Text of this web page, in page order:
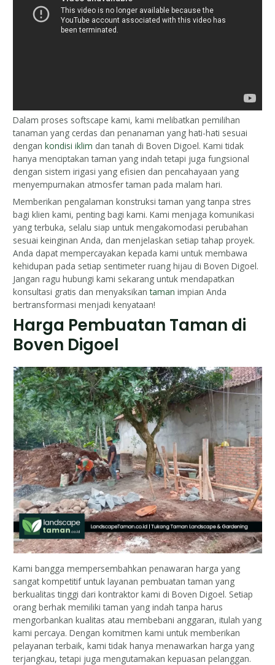
Dalam proses softscape kami, kami melibatkan pemilihan
tanaman yang cerdas dan penanaman yang hati-hati sesuai
dengankondisi iklim dan tanah di Boven Digoel. Kami tidak
hanya menciptakan taman yang indah tetapi juga fungsional
dengan sistem irigasi yang efisien dan pencahayaan yang
menyempurnakan atmosfer taman pada malam hari.
Memberikan pengalaman konstruksi taman yang tanpa stres
bagi klien kami, penting bagi kami. Kami menjaga komunikasi
yang terbuka, selalu siap untuk mengakomodasi perubahan
sesuai keinginan Anda, dan menjelaskan setiap tahap proyek.
Anda dapat mempercayakan kepada kami untuk membawa
kehidupan pada setiap sentimeter ruang hijau di Boven Digoel.
Jangan ragu hubungi kami sekarang untuk mendapatkan
konsultasi gratis dan menyaksikantaman impian Anda
bertransformasi menjadi kenyataan!
Harga Pembuatan Taman di
Boven Digoel
Kami bangga mempersembahkan penawaran harga yang
sangat kompetitif untuk layanan pembuatan taman yang
berkualitas tinggi dari kontraktor kami di Boven Digoel. Setiap
orang berhak memiliki taman yang indah tanpa harus
mengorbankan kualitas atau membebani anggaran, itulah yang
kami percaya. Dengan komitmen kami untuk memberikan
pelayanan terbaik, kami tidak hanya menawarkan harga yang
terjangkau, tetapi juga mengutamakan kepuasan pelanggan.